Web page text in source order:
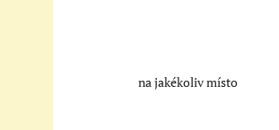
na jakékoliv místo